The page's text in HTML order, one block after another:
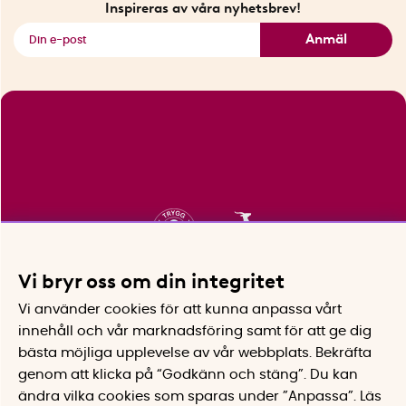
Inspireras av våra nyhetsbrev!
Anmäl
Vi bryr oss om din integritet
Vi använder cookies för att kunna anpassa vårt
innehåll och vår marknadsföring samt för att ge dig
bästa möjliga upplevelse av vår webbplats.
Bekräfta
genom att klicka på “Godkänn och stäng”. Du kan
ändra vilka cookies som sparas under ”Anpassa”.
Läs